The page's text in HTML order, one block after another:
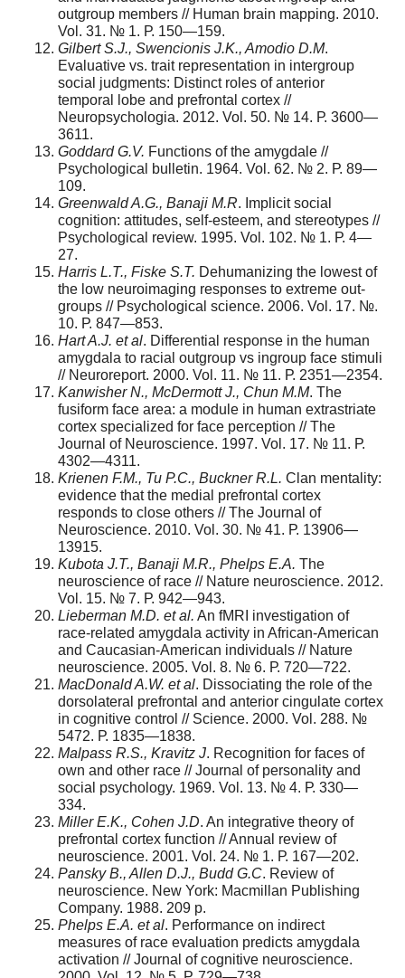
outgroup members // Human brain mapping. 2010.
Vol. 31. № 1. Р. 150—159.
Gilbert S.J., Swencionis J.K., Amodio D.M.
Evaluative vs. trait representation in intergroup
social judgments: Distinct roles of anterior
temporal lobe and prefrontal cortex //
Neuropsychologia. 2012. Vol. 50. № 14. Р. 3600—
3611.
Goddard G.V. Functions of the amygdale //
Psychological bulletin. 1964. Vol. 62. № 2. Р. 89—
109.
Greenwald A.G., Banaji M.R. Implicit social
cognition: attitudes, self-esteem, and stereotypes //
Psychological review. 1995. Vol. 102. № 1. Р. 4—
27.
Harris L.T., Fiske S.T. Dehumanizing the lowest of
the low neuroimaging responses to extreme out-
groups // Psychological science. 2006. Vol. 17. №.
10. Р. 847—853.
Hart A.J. et al. Differential response in the human
amygdala to racial outgroup vs ingroup face stimuli
// Neuroreport. 2000. Vol. 11. № 11. Р. 2351—2354.
Kanwisher N., McDermott J., Chun M.M. The
fusiform face area: a module in human extrastriate
cortex specialized for face perception // The
Journal of Neuroscience. 1997. Vol. 17. № 11. Р.
4302—4311.
Krienen F.M., Tu P.C., Buckner R.L. Clan mentality:
evidence that the medial prefrontal cortex
responds to close others // The Journal of
Neuroscience. 2010. Vol. 30. № 41. Р. 13906—
13915.
Kubota J.T., Banaji M.R., Phelps E.A. The
neuroscience of race // Nature neuroscience. 2012.
Vol. 15. № 7. Р. 942—943.
Lieberman M.D. et al. An fMRI investigation of
race-related amygdala activity in African-American
and Caucasian-American individuals // Nature
neuroscience. 2005. Vol. 8. № 6. Р. 720—722.
MacDonald A.W. et al. Dissociating the role of the
dorsolateral prefrontal and anterior cingulate cortex
in cognitive control // Science. 2000. Vol. 288. №
5472. Р. 1835—1838.
Malpass R.S., Kravitz J. Recognition for faces of
own and other race // Journal of personality and
social psychology. 1969. Vol. 13. № 4. Р. 330—
334.
Miller E.K., Cohen J.D. An integrative theory of
prefrontal cortex function // Annual review of
neuroscience. 2001. Vol. 24. № 1. Р. 167—202.
Pansky B., Allen D.J., Budd G.C. Review of
neuroscience. New York: Macmillan Publishing
Company. 1988. 209 p.
Phelps E.A. et al. Performance on indirect
measures of race evaluation predicts amygdala
activation // Journal of cognitive neuroscience.